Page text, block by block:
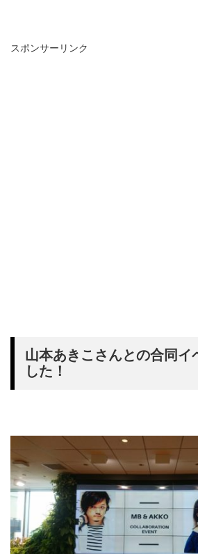
スポンサーリンク
山本あきこさんとの合同イ
した！